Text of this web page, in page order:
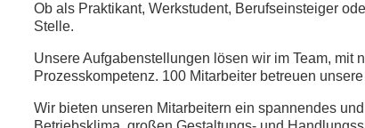
Ob als Praktikant, Werkstudent, Berufseinsteiger
Stelle.
Unsere Aufgabenstellungen lösen wir im Team, mit
Prozesskompetenz. 100 Mitarbeiter betreuen
Wir bieten unseren Mitarbeitern ein spannendes